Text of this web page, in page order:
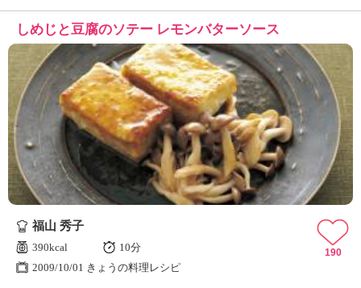
しめじと豆腐のソテー レモンバターソース
福山 秀子
390kcal
10分
2009/10/01 きょうの料理レシピ
190